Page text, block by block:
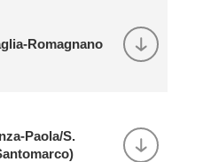
Romagnano
Paola/S.